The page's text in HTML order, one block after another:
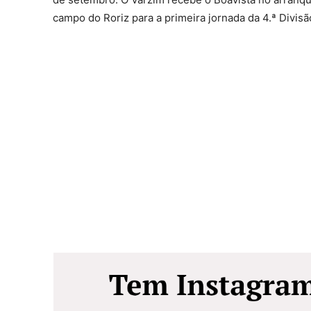
campo do Roriz para a primeira jornada da 4.ª